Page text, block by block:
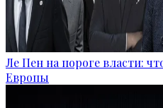
Ле Пен на пороге власти:
Европы